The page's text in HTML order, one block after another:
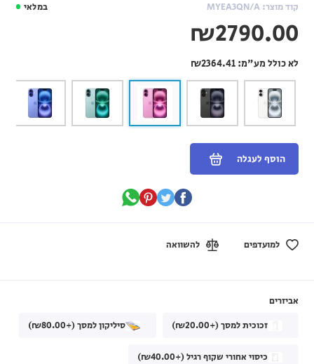
במלאי קוד מוצר: MYEA3QN/A
₪2790.00
לא כולל מע"מ:₪2364.41
הוסף לעגלה
למועדפים להשוואה
אביזרים
זכוכית למסך (+₪20.00)
סיליקון למסך (+₪80.00)
כיסוי אחורי שקוף רגיל (+₪40.00)